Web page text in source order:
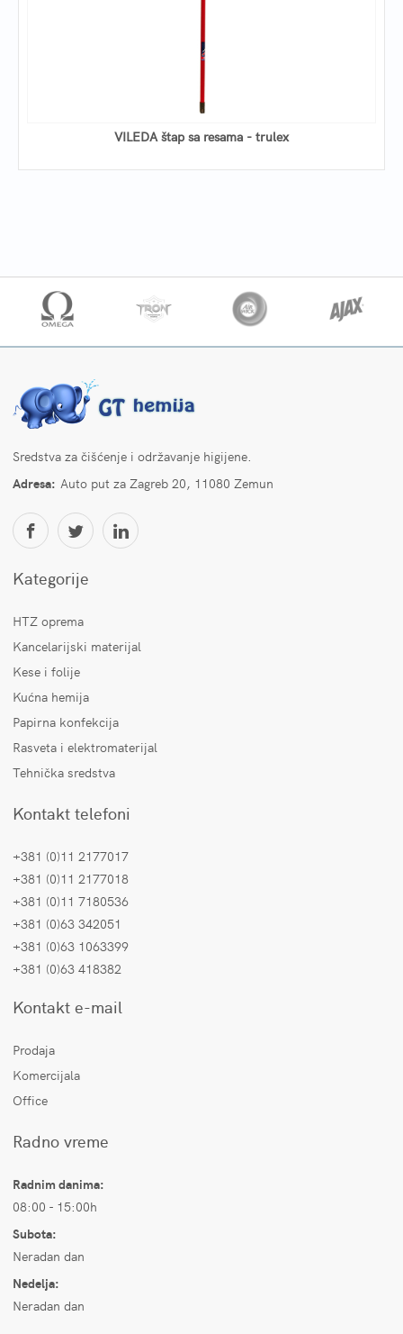
VILEDA štap sa resama - trulex
Sredstva za čišćenje i održavanje higijene.
Adresa: Auto put za Zagreb 20, 11080 Zemun
Kategorije
HTZ oprema
Kancelarijski materijal
Kese i folije
Kućna hemija
Papirna konfekcija
Rasveta i elektromaterijal
Tehnička sredstva
Kontakt telefoni
+381 (0)11 2177017
+381 (0)11 2177018
+381 (0)11 7180536
+381 (0)63 342051
+381 (0)63 1063399
+381 (0)63 418382
Kontakt e-mail
Prodaja
Komercijala
Office
Radno vreme
Radnim danima:
08:00 - 15:00h
Subota:
Neradan dan
Nedelja:
Neradan dan